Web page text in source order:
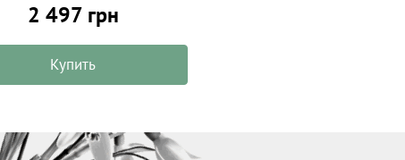
2 497 грн
Купить